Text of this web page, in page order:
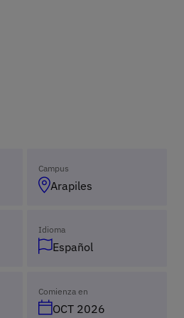
Campus
Arapiles
Idioma
Español
Comienza en
OCT 2026